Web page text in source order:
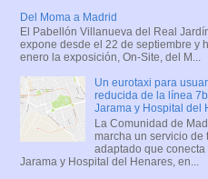
Del Moma a Madrid
El Pabellón Villanueva del Real
expone desde el 22 de septiembre y
enero la exposición, On-Site, del M...
Un eurotaxi para
reducida de la línea
Jarama y Hospital del
La Comunidad de
marcha un servicio de
adaptado que
Jarama y Hospital del Henares, en...